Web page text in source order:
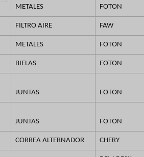
METALES FOTON
FILTRO AIRE FAW
METALES FOTON
BIELAS FOTON
JUNTAS FOTON
JUNTAS FOTON
CORREA ALTERNADOR CHERY